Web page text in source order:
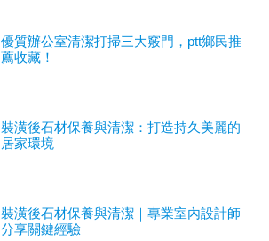
優質辦公室清潔打掃三大竅門，ptt鄉民推
薦收藏！
裝潢後石材保養與清潔：打造持久美麗的
居家環境
裝潢後石材保養與清潔｜專業室內設計師
分享關鍵經驗